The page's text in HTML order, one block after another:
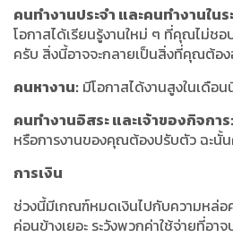
คนทำงานประจำ และคนทำงานใน
โอกาสได้เรียนรู้งานใหม่ ๆ ที่คุณไม่ช
ครับ สิ่งนี้อาจจะกลายเป็นสิ่งที่คุณต้อ
คนหางาน: มีโอกาสได้งานสูงในเดือ
คนทำงานอิสระ และเจ้าของกิจการ:
หรือการงานของคุณต้องปรับตัว ฉะนั้
การเงิน
ช่วงนี้มีเกณฑ์หมดเงินไปกับความหล่อ
ค่อนข้างเยอะ ระวังพวกค่าใช้จ่ายที่อา